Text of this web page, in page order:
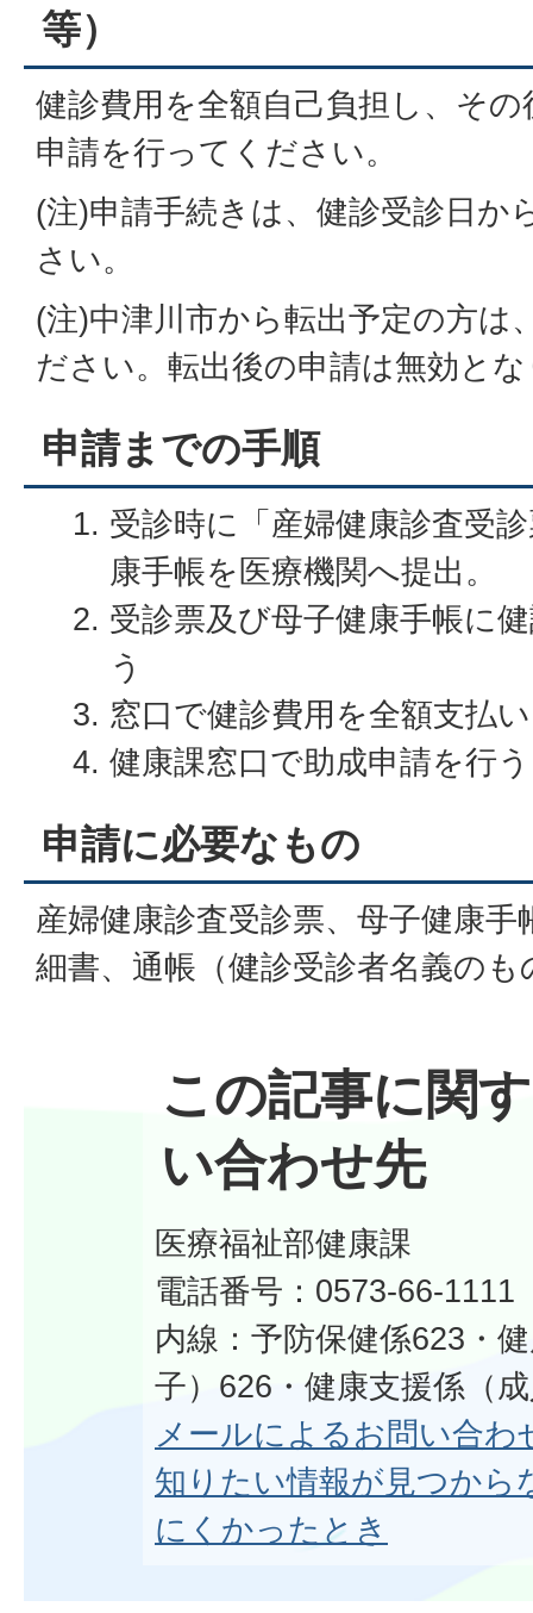
等）
健診費用を全額自己負担し、そ
申請を行ってください。
(注)申請手続きは、健診受診日か
さい。
(注)中津川市から転出予定の方は
ださい。転出後の申請は無効と
申請までの手順
受診時に「産婦健康診査受
康手帳を医療機関へ提出。
受診票及び母子健康手帳に
う
窓口で健診費用を全額支払
健康課窓口で助成申請を行
申請に必要なもの
産婦健康診査受診票、母子健康手
細書、通帳（健診受診者名義のも
この記事に関
い合わせ先
医療福祉部健康課
電話番号：0573-66-1111
内線：予防保健係623・
子）626・健康支援係（
メールによるお問い合わ
知りたい情報が見つから
にくかったとき